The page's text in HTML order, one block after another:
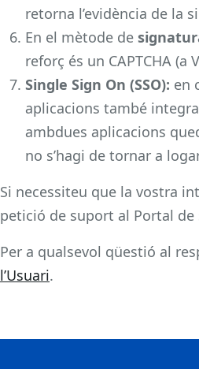
retorna l’evidència de la
En el mètode de
reforç és un CAPTCHA (a
Single Sign On (SSO): en
aplicacions també
ambdues aplicacions
no s’hagi de tornar a
Si necessiteu que la vostra
petició de suport al Portal
Per a qualsevol qüestió al
l’Usuari.